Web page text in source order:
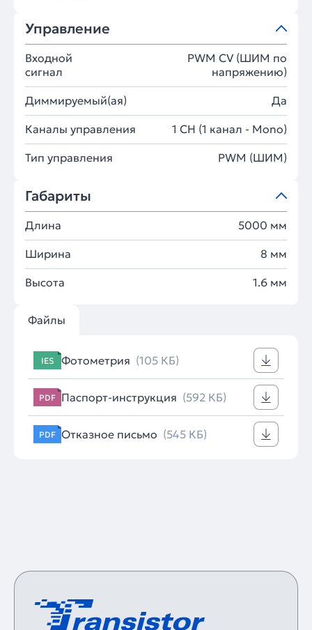
Управление
Входной
сигнал
PWM СV (ШИМ по
напряжению)
Диммируемый(ая) Да
Каналы управления 1 CH (1 канал - Mono)
Тип управления PWM (ШИМ)
Габариты
Длина 5000 мм
Ширина 8 мм
Высота 1.6 мм
Файлы
IES Фотометрия (105 КБ)
PDF Паспорт-инструкция (592 КБ)
PDF Отказное письмо (545 КБ)